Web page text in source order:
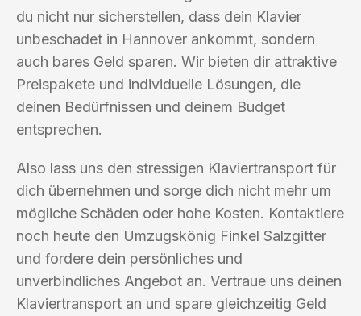
du nicht nur sicherstellen, dass dein Klavier
unbeschadet in Hannover ankommt, sondern
auch bares Geld sparen. Wir bieten dir attraktive
Preispakete und individuelle Lösungen, die
deinen Bedürfnissen und deinem Budget
entsprechen.
Also lass uns den stressigen Klaviertransport für
dich übernehmen und sorge dich nicht mehr um
mögliche Schäden oder hohe Kosten. Kontaktiere
noch heute den Umzugskönig Finkel Salzgitter
und fordere dein persönliches und
unverbindliches Angebot an. Vertraue uns deinen
Klaviertransport an und spare gleichzeitig Geld